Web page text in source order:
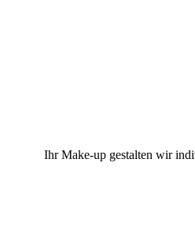
Ihr Make-up gestalten wir